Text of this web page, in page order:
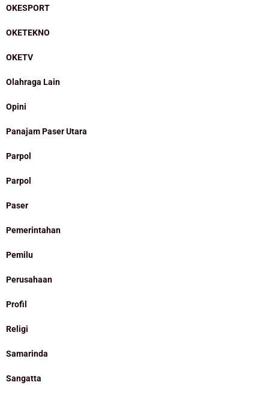
OKESPORT
OKETEKNO
OKETV
Olahraga Lain
Opini
Panajam Paser Utara
Parpol
Parpol
Paser
Pemerintahan
Pemilu
Perusahaan
Profil
Religi
Samarinda
Sangatta